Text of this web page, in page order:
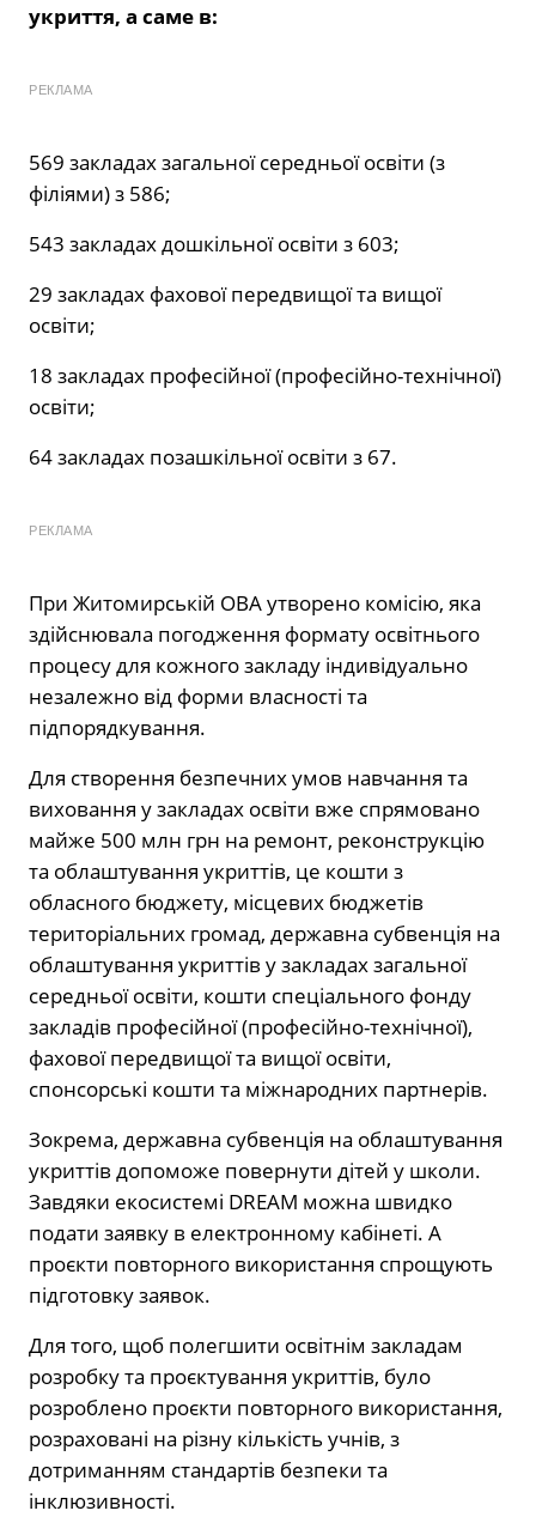
укриття, а саме в:
РЕКЛАМА
569 закладах загальної середньої освіти (з
філіями) з 586;
543 закладах дошкільної освіти з 603;
29 закладах фахової передвищої та вищої
освіти;
18 закладах професійної (професійно-технічної)
освіти;
64 закладах позашкільної освіти з 67.
РЕКЛАМА
При Житомирській ОВА утворено комісію, яка
здійснювала погодження формату освітнього
процесу для кожного закладу індивідуально
незалежно від форми власності та
підпорядкування.
Для створення безпечних умов навчання та
виховання у закладах освіти вже спрямовано
майже 500 млн грн на ремонт, реконструкцію
та облаштування укриттів, це кошти з
обласного бюджету, місцевих бюджетів
територіальних громад, державна субвенція на
облаштування укриттів у закладах загальної
середньої освіти, кошти спеціального фонду
закладів професійної (професійно-технічної),
фахової передвищої та вищої освіти,
спонсорські кошти та міжнародних партнерів.
Зокрема, державна субвенція на облаштування
укриттів допоможе повернути дітей у школи.
Завдяки екосистемі DREAM можна швидко
подати заявку в електронному кабінеті. А
проєкти повторного використання спрощують
підготовку заявок.
Для того, щоб полегшити освітнім закладам
розробку та проєктування укриттів, було
розроблено проєкти повторного використання,
розраховані на різну кількість учнів, з
дотриманням стандартів безпеки та
інклюзивності.